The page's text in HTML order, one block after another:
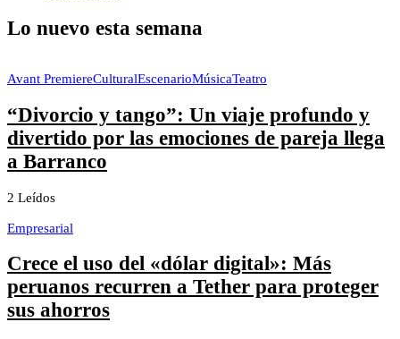
Lo nuevo esta semana
Avant PremiereCulturalEscenarioMúsicaTeatro
“Divorcio y tango”: Un viaje profundo y
divertido por las emociones de pareja llega
a Barranco
2 Leídos
Empresarial
Crece el uso del «dólar digital»: Más
peruanos recurren a Tether para proteger
sus ahorros